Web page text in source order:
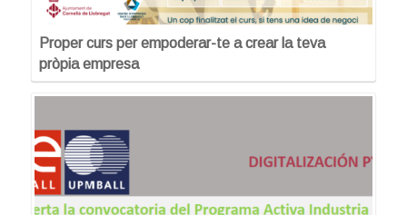
Proper curs per empoderar-te a crear la teva
pròpia empresa